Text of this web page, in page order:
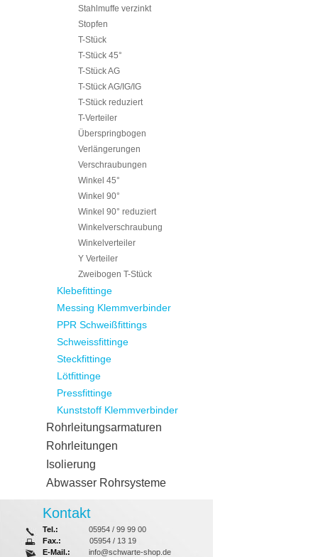
Stahlmuffe verzinkt
Stopfen
T-Stück
T-Stück 45°
T-Stück AG
T-Stück AG/IG/IG
T-Stück reduziert
T-Verteiler
Überspringbogen
Verlängerungen
Verschraubungen
Winkel 45°
Winkel 90°
Winkel 90° reduziert
Winkelverschraubung
Winkelverteiler
Y Verteiler
Zweibogen T-Stück
Klebefittinge
Messing Klemmverbinder
PPR Schweißfittings
Schweissfittinge
Steckfittinge
Lötfittinge
Pressfittinge
Kunststoff Klemmverbinder
Rohrleitungsarmaturen
Rohrleitungen
Isolierung
Abwasser Rohrsysteme
Kontakt
Tel.:
05954 / 99 99 00
Fax.:
05954 / 13 19
E-Mail.:
info@schwarte-shop.de